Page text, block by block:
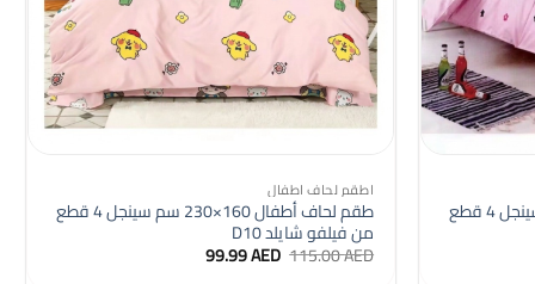
+
طقم لحاف أطفال 160×230 سم سينجل 4 قطع
+
اطقم لحاف اطفال
طقم لحاف أطفال 160×230 سم سينجل 4 قطع
من فيلفو شايلد D10
115.00AED السعر
الأصلي99.99AED السعر